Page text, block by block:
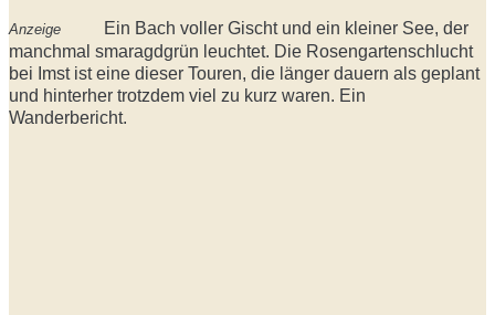
Anzeige
Ein Bach voller Gischt und ein kleiner See, der
manchmal smaragdgrün leuchtet. Die Rosengartenschlucht
bei Imst ist eine dieser Touren, die länger dauern als geplant
und hinterher trotzdem viel zu kurz waren. Ein
Wanderbericht.